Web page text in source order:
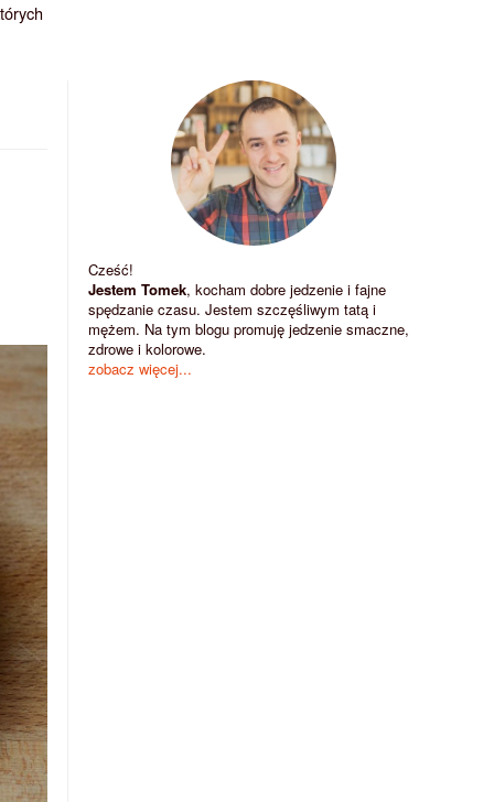
Cześć!
Jestem Tomek, kocham dobre jedzenie i fajne
spędzanie czasu. Jestem szczęśliwym tatą i
mężem. Na tym blogu promuję jedzenie smaczne,
zdrowe i kolorowe.
zobacz więcej...